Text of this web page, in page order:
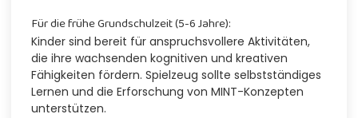
Für die frühe Grundschulzeit (5-6 Jahre):
Kinder sind bereit für anspruchsvollere Aktivitäten,
die ihre wachsenden kognitiven und kreativen
Fähigkeiten fördern. Spielzeug sollte selbstständiges
Lernen und die Erforschung von MINT-Konzepten
unterstützen.